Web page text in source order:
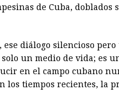
de Cuba, doblados
diálogo silencioso pero
un medio de vida; es
en el campo cubano
los tiempos recientes, la